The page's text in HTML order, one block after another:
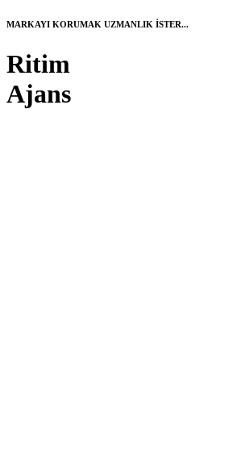
MARKAYI KORUMAK UZMANLIK İSTER...
Ritim
Ajans